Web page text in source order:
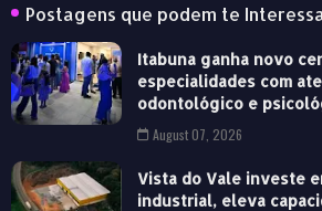
Postagens que podem te
Itabuna ganha novo
especialidades com
odontológico e
August 07, 2026
Vista do Vale investe
industrial, eleva